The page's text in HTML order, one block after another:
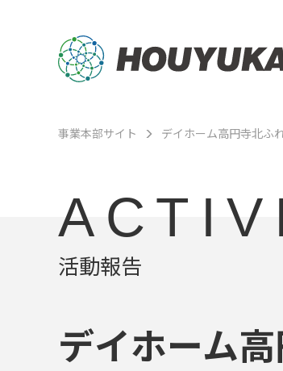
事業本部サイト デイホーム高円寺北ふ
活動報告
デイホーム